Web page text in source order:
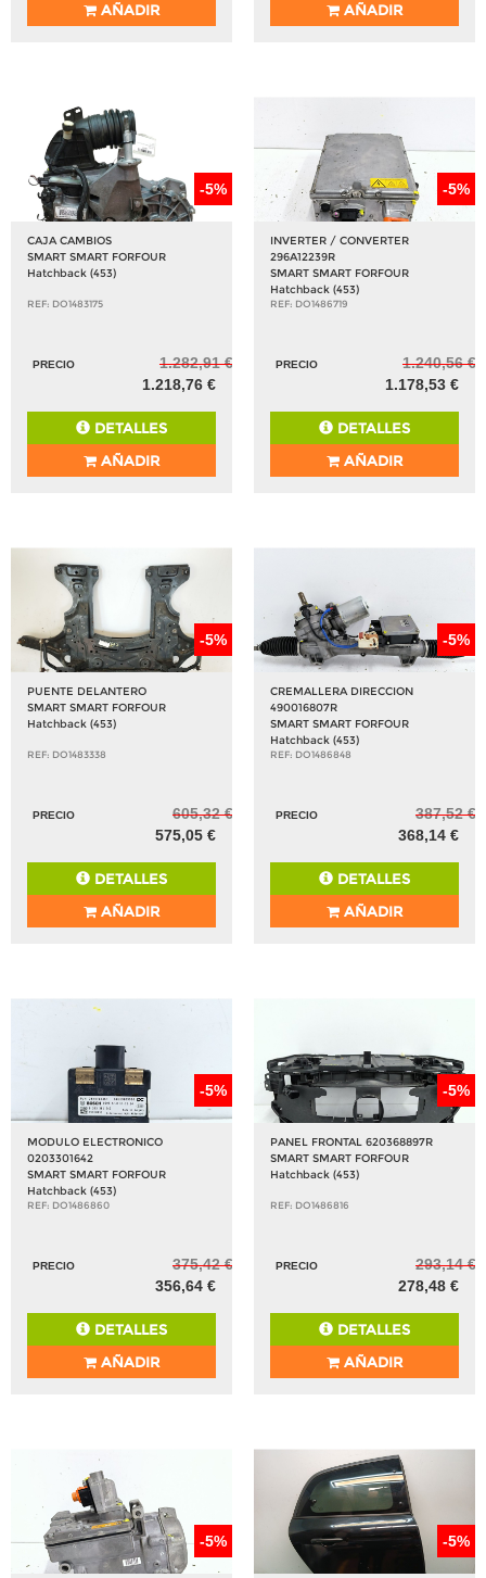
AÑADIR
AÑADIR
-5%
CAJA CAMBIOS
SMART SMART FORFOUR
Hatchback (453)
REF: DO1483175
PRECIO
1.282,91 €
1.218,76 €
DETALLES
AÑADIR
-5%
INVERTER / CONVERTER
296A12239R
SMART SMART FORFOUR
Hatchback (453)
REF: DO1486719
PRECIO
1.240,56 €
1.178,53 €
DETALLES
AÑADIR
-5%
PUENTE DELANTERO
SMART SMART FORFOUR
Hatchback (453)
REF: DO1483338
PRECIO
605,32 €
575,05 €
DETALLES
AÑADIR
-5%
CREMALLERA DIRECCION
490016807R
SMART SMART FORFOUR
Hatchback (453)
REF: DO1486848
PRECIO
387,52 €
368,14 €
DETALLES
AÑADIR
-5%
MODULO ELECTRONICO
0203301642
SMART SMART FORFOUR
Hatchback (453)
REF: DO1486860
PRECIO
375,42 €
356,64 €
DETALLES
AÑADIR
-5%
PANEL FRONTAL 620368897R
SMART SMART FORFOUR
Hatchback (453)
REF: DO1486816
PRECIO
293,14 €
278,48 €
DETALLES
AÑADIR
-5% -5%